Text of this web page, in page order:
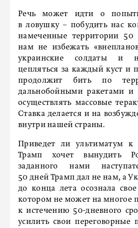
Речь может идти о
в ловушку – побудить нас
намеченные территории
нам не избежать
украинские солдаты и
цепляться за каждый куст и
продолжит бить по
дальнобойными ракетами и
осуществлять массовые
Ставка делается и на
внутри нашей страны.
Приведет ли ультиматум
Трамп хочет вынудить
заданного нами
50 дней Трамп дал не нам, а
до конца лета осознала
котором не может на многое
к истечению 50-дневного
усилить свои переговорные